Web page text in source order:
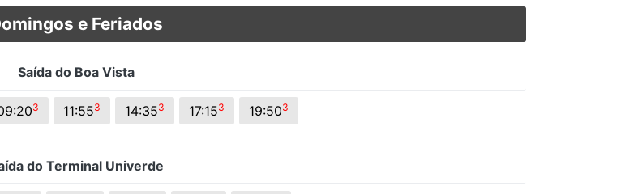
e Feriados
Saída do Boa Vista
3 11:553 14:353 17:153 19:503
do Terminal Univerde